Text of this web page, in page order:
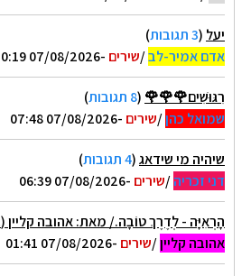
יעל (3 תגובות
)
אדם אמיר-לב/שירים -07/08/2026 10:19
רִגּוּשִׁים🌹🌹🌹 (8 תגובות
)
שמואל כהן/שירים -07/08/2026 07:48
שיהיה מי שידאג(4 תגובות
)
דני זכריה/שירים -07/08/2026 06:39
הָרְאִיָּה - לְדֶרֶךְ טוֹבָה./ מאת: אהובה קליין (c)
אהובה קליין/שירים -07/08/2026 01:41